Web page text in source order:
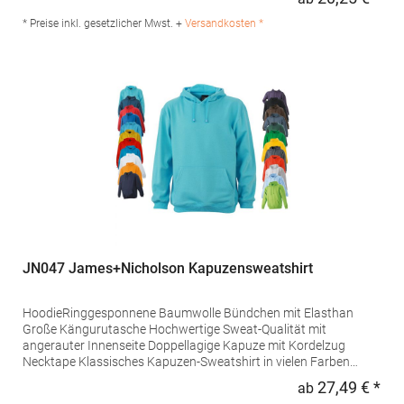
Baumwolle / 48% Polyester), (Heather Grey: 75% Baumwolle /
25% Polyester)Angaben zur Produktsicherheit: Herst.-Nr.: JH003
* Preise inkl. gesetzlicher Mwst. + Versandkosten *
JN047 James+Nicholson Kapuzensweatshirt
HoodieRinggesponnene Baumwolle Bündchen mit Elasthan
Große Kängurutasche Hochwertige Sweat-Qualität mit
angerauter Innenseite Doppellagige Kapuze mit Kordelzug
Necktape Klassisches Kapuzen-Sweatshirt in vielen Farben
g/m²Materialzusammensetzung: 80% Baumwolle / 20%
ab 27,49 € *